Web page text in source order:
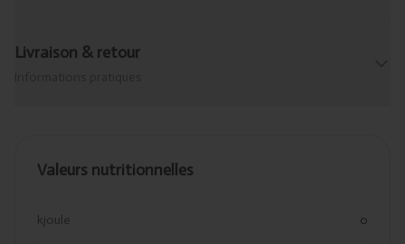
Livraison & retour
Valeurs nutritionnelles
kjoule 0